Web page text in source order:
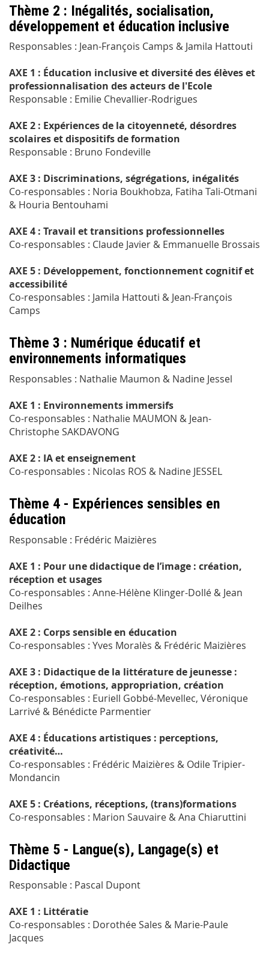
Thème 2 : Inégalités, socialisation,
développement et éducation inclusive
Responsables : Jean-François Camps & Jamila Hattouti
AXE 1 : Éducation inclusive et diversité des élèves et
professionnalisation des acteurs de l'Ecole
Responsable : Emilie Chevallier-Rodrigues
AXE 2 : Expériences de la citoyenneté, désordres
scolaires et dispositifs de formation
Responsable : Bruno Fondeville
AXE 3 : Discriminations, ségrégations, inégalités
Co-responsables : Noria Boukhobza, Fatiha Tali-Otmani
& Houria Bentouhami
AXE 4 : Travail et transitions professionnelles
Co-responsables : Claude Javier & Emmanuelle Brossais
AXE 5 : Développement, fonctionnement cognitif et
accessibilité
Co-responsables : Jamila Hattouti & Jean-François
Camps
Thème 3 : Numérique éducatif et
environnements informatiques
Responsables : Nathalie Maumon & Nadine Jessel
AXE 1 : Environnements immersifs
Co-responsables : Nathalie MAUMON & Jean-
Christophe SAKDAVONG
AXE 2 : IA et enseignement
Co-responsables : Nicolas ROS & Nadine JESSEL
Thème 4 - Expériences sensibles en
éducation
Responsable : Frédéric Maizières
AXE 1 : Pour une didactique de l’image : création,
réception et usages
Co-responsables : Anne-Hélène Klinger-Dollé & Jean
Deilhes
AXE 2 : Corps sensible en éducation
Co-responsables : Yves Moralès & Frédéric Maizières
AXE 3 : Didactique de la littérature de jeunesse :
réception, émotions, appropriation, création
Co-responsables : Euriell Gobbé-Mevellec, Véronique
Larrivé & Bénédicte Parmentier
AXE 4 : Éducations artistiques : perceptions,
créativité…
Co-responsables : Frédéric Maizières & Odile Tripier-
Mondancin
AXE 5 : Créations, réceptions, (trans)formations
Co-responsables : Marion Sauvaire & Ana Chiaruttini
Thème 5 - Langue(s), Langage(s) et
Didactique
Responsable : Pascal Dupont
AXE 1 : Littératie
Co-responsables : Dorothée Sales & Marie-Paule
Jacques